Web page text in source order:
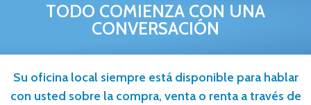
TODO COMIENZA CON UNA
CONVERSACIÓN
Su oficina local siempre está disponible para hablar
con usted sobre la compra, venta o renta a través de